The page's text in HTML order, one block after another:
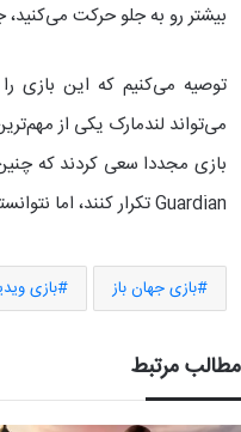
بیشتر رو به جلو حرکت می‌کنید،
توصیه می‌کنیم که این بازی
می‌تواند لندمارک یکی از
Guardian تکرار کنند، اما نتوانستند به این موفقیت دست پیدا کنند.
بازی جهان باز بازی
مطالب مرتبط